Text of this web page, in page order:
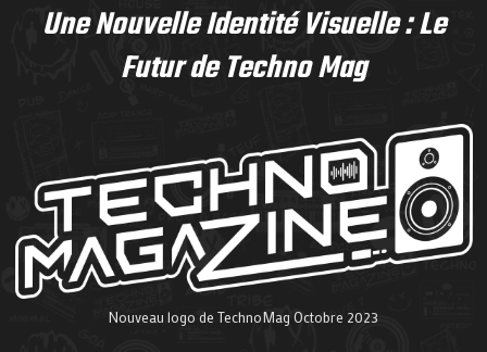
Une Nouvelle Identité Visuelle : Le
Futur de Techno Mag
Nouveau logo de TechnoMag Octobre 2023